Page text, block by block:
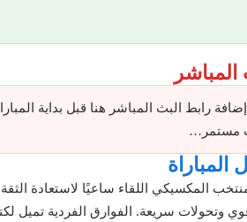
المباشر
رابط البث المباشر هنا قبل بداية المباراة بـ 15
مستمر…
المباراة
المكسيكي اللقاء ساعيًا لاستعادة
وتحولات سريعة. الفوارق الفردية تميل